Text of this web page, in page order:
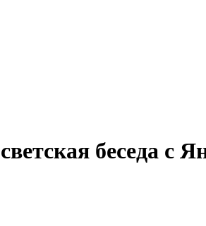
беседа с